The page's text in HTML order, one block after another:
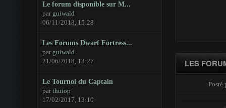
Le forum disponible sur M...
par guiwald
06/11/2018, 15:28
Les Forums Dwarf Fortress...
par guiwald
21/06/2018, 13:27
Le Tournoi du Captain
parthuiop
17/02/2017, 13:10
LES
Posté